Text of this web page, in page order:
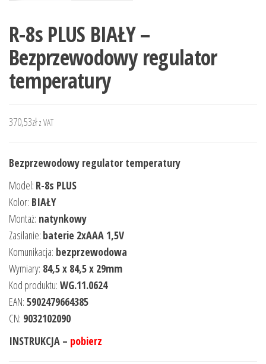
R-8s PLUS BIAŁY –
Bezprzewodowy regulator
temperatury
370,53zł z VAT
Bezprzewodowy regulator temperatury
Model: R-8s PLUS
Kolor: BIAŁY
Montaż: natynkowy
Zasilanie: baterie 2xAAA 1,5V
Komunikacja: bezprzewodowa
Wymiary: 84,5 x 84,5 x 29mm
Kod produktu: WG.11.0624
EAN: 5902479664385
CN: 9032102090
INSTRUKCJA – pobierz